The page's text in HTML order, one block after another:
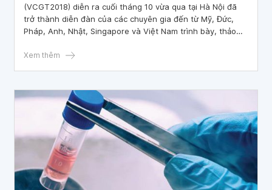
(VCGT2018) diễn ra cuối tháng 10 vừa qua tại Hà Nội đã
trở thành diễn đàn của các chuyên gia đến từ Mỹ, Đức,
Pháp, Anh, Nhật, Singapore và Việt Nam trình bày, thảo
thức trong nghiên cứu tế bào gốc, tế bào miễn dịch và
Xem thêm